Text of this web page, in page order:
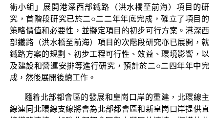
術小組」展開港深西部鐵路（洪水橋至前海）項目的研
究，首階段研究已於二○二二年年底完成，確立了項目的
策略價值和必要性，並擬定項目的初步可行方案。港深西
部鐵路（洪水橋至前海）項目的次階段研究亦已展開，就
鐵路方案的規劃、初步工程可行性、效益、環境影響，以
及建設和營運安排等進行研究，預計於二○二四年年中完
成，然後展開後續工作。
隨着北部都會區的發展和皇崗口岸的重建，北環線主
線連同北環線支線將會為北部都會區和新皇崗口岸提供直